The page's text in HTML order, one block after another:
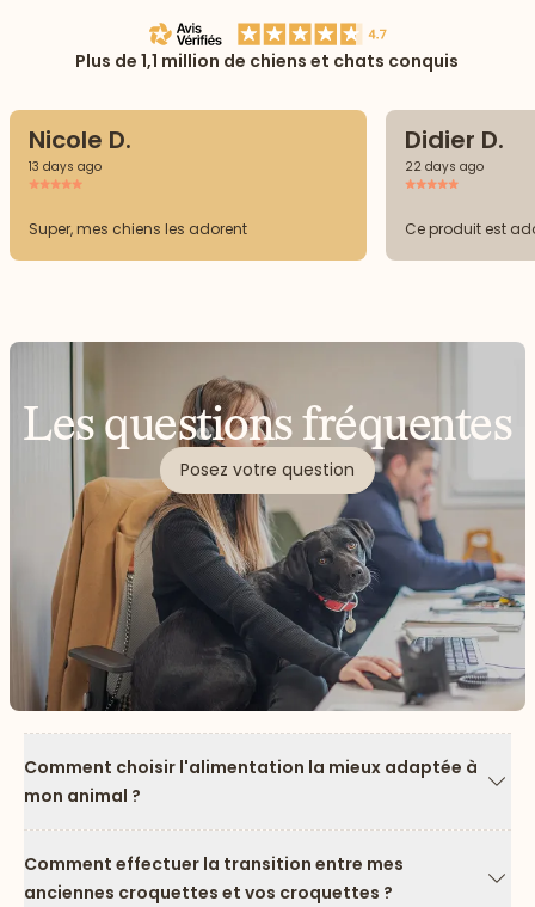
Plus de 1,1 million de chiens et chats conquis
Nicole D.
13 days ago
Super, mes chiens les adorent
Didier D.
22 days ago
Ce produit est
Les questions fréquentes
Posez votre question
Comment choisir l'alimentation la mieux adaptée à
mon animal ?
Comment effectuer la transition entre mes
anciennes croquettes et vos croquettes ?